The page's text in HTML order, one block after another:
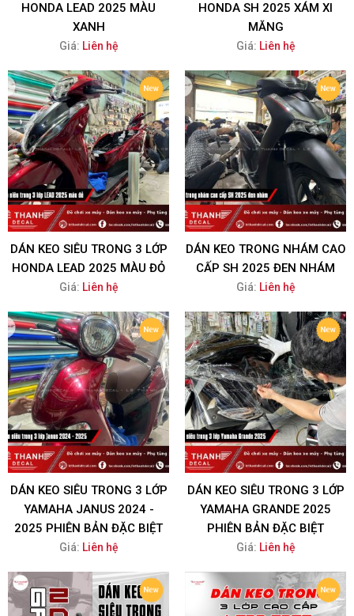
HONDA LEAD 2025 MÀU
XANH
Giá: Liên hệ
HONDA SH 2025 XÁM XI
MĂNG
Giá: Liên hệ
DÁN KEO SIÊU TRONG 3 LỚP
HONDA LEAD 2025 MÀU ĐỎ
Giá: Liên hệ
DÁN KEO TRONG NHÁM CAO
CẤP SH 2025 ĐEN NHÁM
Giá: Liên hệ
DÁN KEO SIÊU TRONG 3 LỚP
YAMAHA JANUS 2024 -
2025 PHIÊN BẢN ĐẶC BIỆT
Giá: Liên hệ
DÁN KEO SIÊU TRONG 3 LỚP
YAMAHA GRANDE 2025
PHIÊN BẢN ĐẶC BIỆT
Giá: Liên hệ